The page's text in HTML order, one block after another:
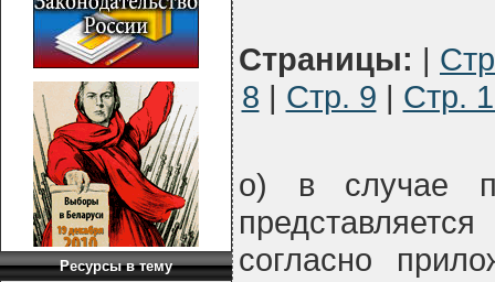
Ресурсы в тему
Страницы: |
8 | Стр. 9 | Стр.
о) в случае
согласно